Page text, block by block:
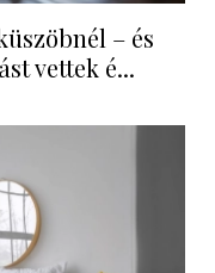
– és
vettek é...